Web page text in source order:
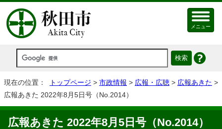
メニュー
現在の位置： トップページ > 市政情報 > 広報・広聴 > 広報あきた >
広報あきた 2022年8月5日号（No.2014）
広報あきた 2022年8月5日号（No.2014）